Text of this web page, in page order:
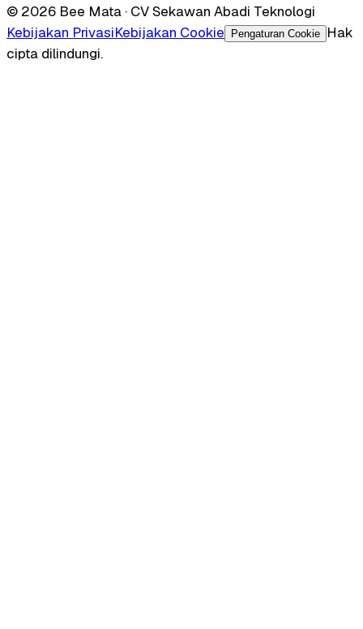
© 2026 Bee Mata · CV Sekawan Abadi Teknologi
Kebijakan PrivasiKebijakan Cookie Pengaturan Cookie
Hak
cipta dilindungi.